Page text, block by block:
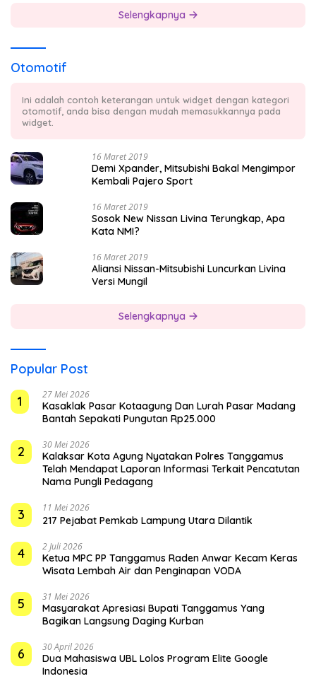
Selengkapnya
Otomotif
Ini adalah contoh keterangan untuk widget dengan kategori
otomotif, anda bisa dengan mudah memasukkannya pada
widget.
16 Maret 2019
Demi Xpander, Mitsubishi Bakal Mengimpor
Kembali Pajero Sport
16 Maret 2019
Sosok New Nissan Livina Terungkap, Apa
Kata NMI?
16 Maret 2019
Aliansi Nissan-Mitsubishi Luncurkan Livina
Versi Mungil
Selengkapnya
Popular Post
1
27 Mei 2026
Kasaklak Pasar Kotaagung Dan Lurah Pasar Madang
Bantah Sepakati Pungutan Rp25.000
2 30 Mei 2026
Kalaksar Kota Agung Nyatakan Polres Tanggamus
Telah Mendapat Laporan Informasi Terkait Pencatutan
Nama Pungli Pedagang
3 11 Mei 2026
217 Pejabat Pemkab Lampung Utara Dilantik
4 2 Juli 2026
Ketua MPC PP Tanggamus Raden Anwar Kecam Keras
Wisata Lembah Air dan Penginapan VODA
5 31 Mei 2026
Masyarakat Apresiasi Bupati Tanggamus Yang
Bagikan Langsung Daging Kurban
6 30 April 2026
Dua Mahasiswa UBL Lolos Program Elite Google
Indonesia